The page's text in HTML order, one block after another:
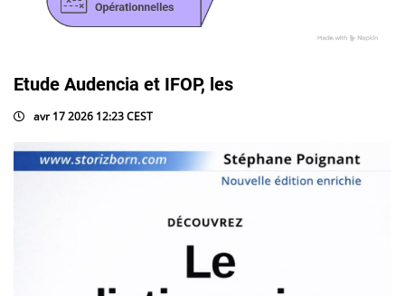
Etude Audencia et IFOP, les
avr 17 2026 12:23 CEST